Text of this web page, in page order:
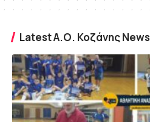
Latest Α.Ο. Κοζάνης News